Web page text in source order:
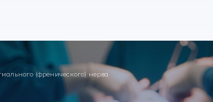
(френического) нерва